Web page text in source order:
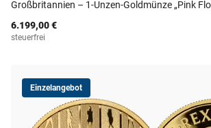
Großbritannien – 1-Unzen-Goldmünze „Pink
6.199,00 €
steuerfrei
Einzelangebot